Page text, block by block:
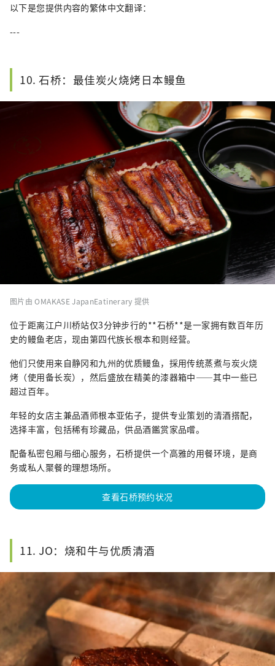
以下是您提供内容的繁体中文翻译：
---
10. 石桥：最佳炭火烧烤日本鳗鱼
图片由 OMAKASE JapanEatinerary 提供
位于距离江户川桥站仅3分钟步行的**石桥**是一家拥有数百年历
史的鳗鱼老店，现由第四代族长根本和则经营。
他们只使用来自静冈和九州的优质鳗鱼，採用传统蒸煮与炭火烧
烤（使用备长炭），然后盛放在精美的漆器箱中——其中一些已
超过百年。
年轻的女店主兼品酒师根本亚佑子，提供专业策划的清酒搭配，
选择丰富，包括稀有珍藏品，供品酒鑑赏家品嚐。
配备私密包厢与细心服务，石桥提供一个高雅的用餐环境，是商
务或私人聚餐的理想场所。
查看石桥预约状况
11. JO：烧和牛与优质清酒